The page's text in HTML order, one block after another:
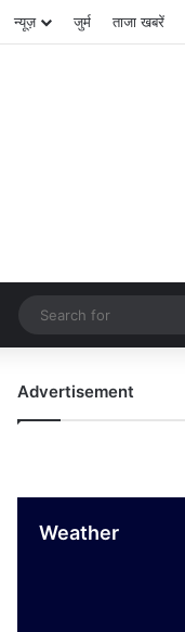
न्यूज़ जुर्म ताजा खबरें
Switch skin
Advertisement
Weather